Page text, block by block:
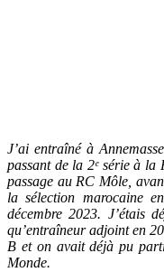
J’ai entraîné à
passant de la 2ᵉ série à la
passage au RC Môle,
la sélection marocaine
décembre 2023. J’étais
qu’entraîneur adjoint en
B et on avait déjà pu
Monde.